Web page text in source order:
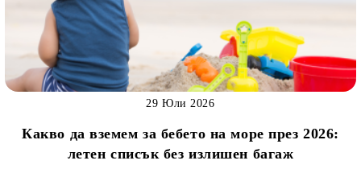
Какво да вземем за бебето на море през 2026:
летен списък без излишен багаж
29 Юли 2026